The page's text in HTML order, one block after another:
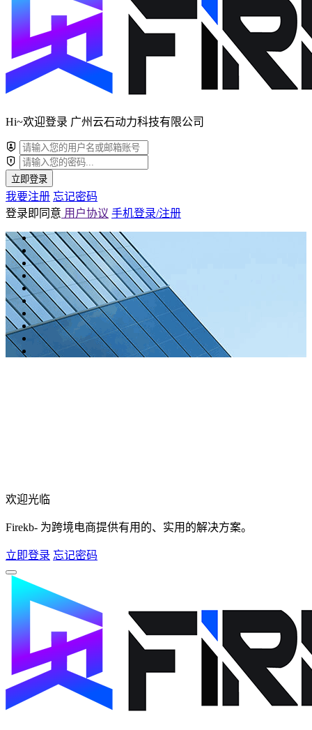
Hi~欢迎登录 广州云石动力科技有限公司
立即登录
我要注册 忘记密码
登录即同意 用户协议 手机登录/注册
欢迎光临
Firekb- 为跨境电商提供有用的、实用的解决方案。
立即登录 忘记密码